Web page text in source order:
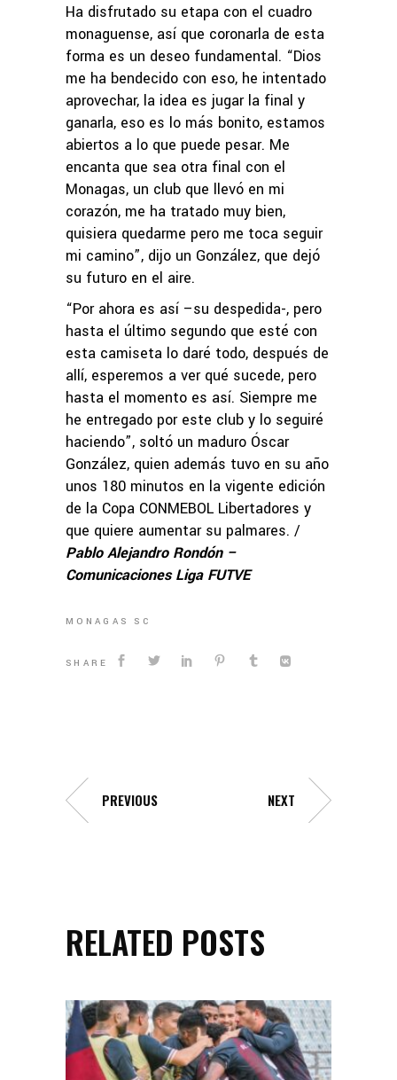
Ha disfrutado su etapa con el cuadro
monaguense, así que coronarla de esta
forma es un deseo fundamental. “Dios
me ha bendecido con eso, he intentado
aprovechar, la idea es jugar la final y
ganarla, eso es lo más bonito, estamos
abiertos a lo que puede pesar. Me
encanta que sea otra final con el
Monagas, un club que llevó en mi
corazón, me ha tratado muy bien,
quisiera quedarme pero me toca seguir
mi camino”, dijo un González, que dejó
su futuro en el aire.
“Por ahora es así –su despedida-, pero
hasta el último segundo que esté con
esta camiseta lo daré todo, después de
allí, esperemos a ver qué sucede, pero
hasta el momento es así. Siempre me
he entregado por este club y lo seguiré
haciendo”, soltó un maduro Óscar
González, quien además tuvo en su año
unos 180 minutos en la vigente edición
de la Copa CONMEBOL Libertadores y
que quiere aumentar su palmares. /
Pablo Alejandro Rondón –
Comunicaciones Liga FUTVE
MONAGAS SC
SHARE
PREVIOUS NEXT
RELATED POSTS